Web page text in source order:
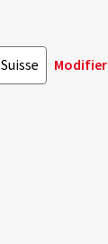
Suisse Modifier